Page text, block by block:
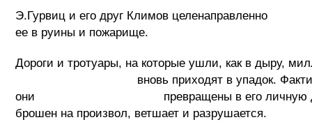
Э.Гурвиц и его друг Климов
ее в руины и пожарище.
Дороги и тротуары, на которые ушли, как в дыру,
вновь приходят в упадок.
они превращены в его личную дойную
брошен на произвол, ветшает и разрушается.